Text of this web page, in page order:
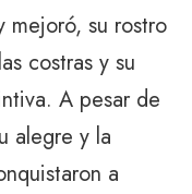
mejoró, su rostro
costras y su
A pesar de
alegre y la
a